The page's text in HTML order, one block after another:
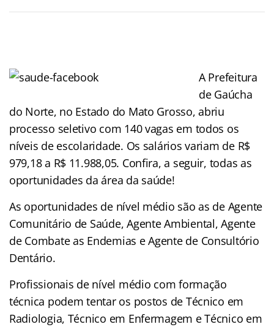
A Prefeitura
de Gaúcha
do Norte, no Estado do Mato Grosso, abriu
processo seletivo com 140 vagas em todos os
níveis de escolaridade. Os salários variam de R$
979,18 a R$ 11.988,05. Confira, a seguir, todas as
oportunidades da área da saúde!
As oportunidades de nível médio são as de Agente
Comunitário de Saúde, Agente Ambiental, Agente
de Combate as Endemias e Agente de Consultório
Dentário.
Profissionais de nível médio com formação
técnica podem tentar os postos de Técnico em
Radiologia, Técnico em Enfermagem e Técnico em